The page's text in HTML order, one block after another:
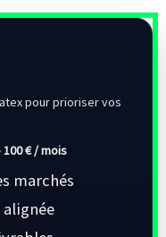
pour prioriser vos
100 € / mois
marchés
alignée